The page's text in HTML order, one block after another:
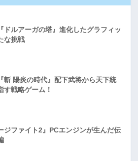
ドルアーガの塔』進化したグラフィッ
な挑戦
斬 陽炎の時代』配下武将から天下統
す戦略ゲーム！
ジファイト2』PCエンジンが生んだ伝